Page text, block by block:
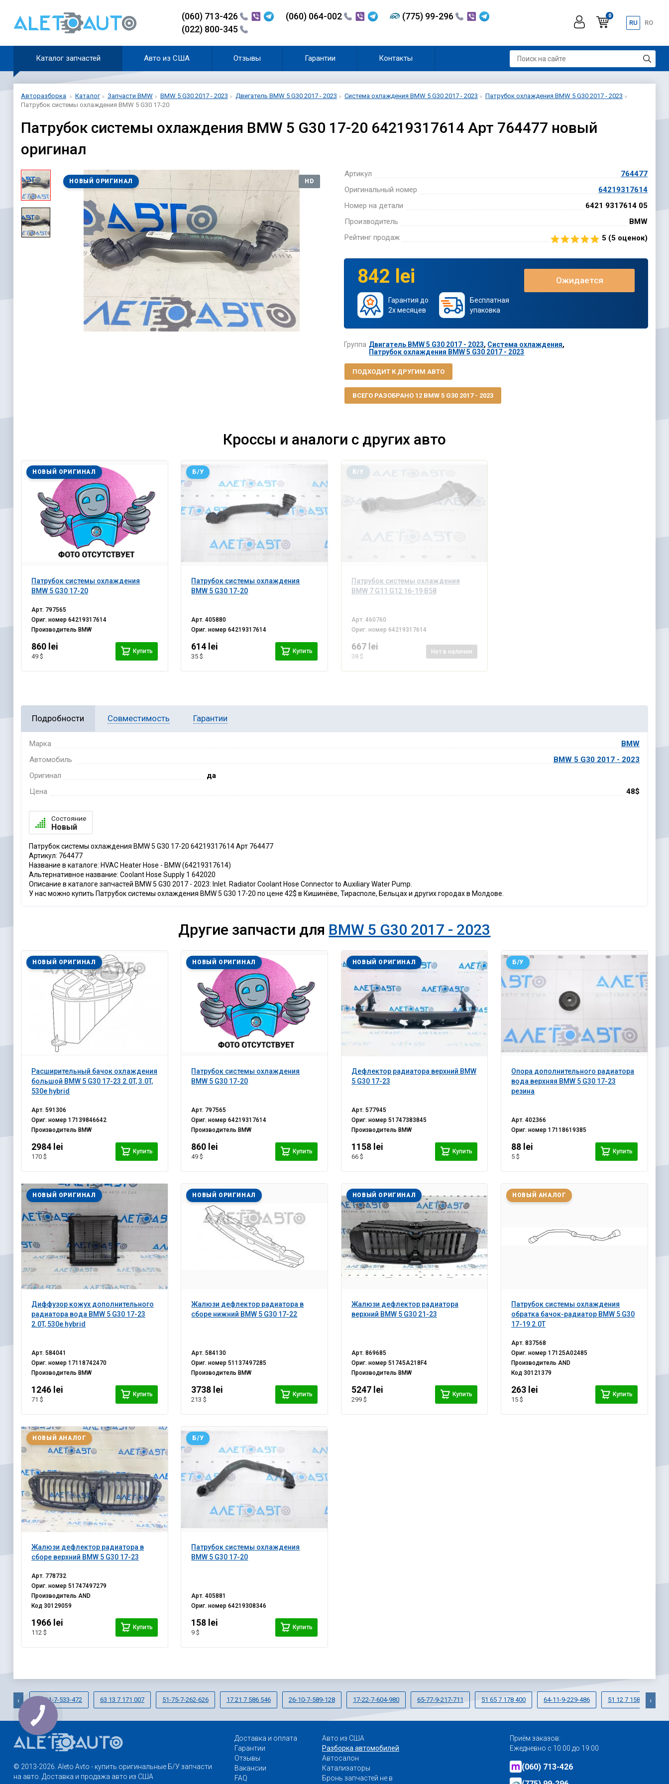
(060) 713-426 (060) 064-002
(775) 99-296
(022) 800-345
0
RU RO
Каталог запчастей Авто из США Отзывы Гарантии Контакты
Авторазборка Каталог Запчасти BMW BMW 5 G30 2017 - 2023 Двигатель BMW 5 G30 2017 - 2023 Система охлаждения BMW 5 G30 2017 - 2023
Патрубок охлаждения BMW 5 G30 2017 - 2023
Патрубок системы охлаждения BMW 5 G30 17-20
Патрубок системы охлаждения BMW 5 G30 17-20 64219317614 Арт 764477 новый
оригинал
НОВЫЙ ОРИГИНАЛ HD
Артикул
764477
Оригинальный номер
64219317614
Номер на детали
6421 9317614 05
Производитель
BMW
Рейтинг продаж
5 (5 оценок)
842 lei
Гарантия до
2х месяцев
Бесплатная
упаковка
Ожидается
Группа Двигатель BMW 5 G30 2017 - 2023, Система охлаждения,
Патрубок охлаждения BMW 5 G30 2017 - 2023
ПОДХОДИТ К ДРУГИМ АВТО
ВСЕГО РАЗОБРАНО 12 BMW 5 G30 2017 - 2023
Кроссы и аналоги с других авто
Патрубок системы охлаждения
BMW 5 G30 17-20
НОВЫЙ ОРИГИНАЛ
Арт. 797565
Ориг. номер64219317614
Производитель BMW
860 lei
49 $
Купить
Патрубок системы охлаждения
BMW 5 G30 17-20
Б/У
Арт.405880
Ориг. номер64219317614
614 lei
35 $
Купить
Патрубок системы охлаждения
BMW 7 G11 G12 16-19 B58
Б/У
Арт. 460760
Ориг. номер 64219317614
667 lei
38 $
Нет в наличии
Подробности Совместимость Гарантии
Марка
BMW
Автомобиль
BMW 5 G30 2017 - 2023
Оригинал
да
Цена
48$
Состояние
Новый
Патрубок системы охлаждения BMW 5 G30 17-20 64219317614 Арт 764477
Артикул: 764477
Название в каталоге: HVAC Heater Hose - BMW (64219317614)
Альтернативное название: Coolant Hose Supply 1 642020
Описание в каталоге запчастей BMW 5 G30 2017 - 2023: Inlet. Radiator Coolant Hose Connector to Auxiliary Water Pump.
У нас можно купить Патрубок системы охлаждения BMW 5 G30 17-20 по цене 42$ в Кишинёве, Тирасполе, Бельцах и других городах в Молдове.
Другие запчасти для BMW 5 G30 2017 - 2023
Расширительный бачок охлаждения
большой BMW 5 G30 17-23 2.0T, 3.0T,
530e hybrid
НОВЫЙ ОРИГИНАЛ
Арт.591306
Ориг. номер17139846642
Производитель BMW
2984 lei
170 $
Купить
Патрубок системы охлаждения
BMW 5 G30 17-20
НОВЫЙ ОРИГИНАЛ
Арт. 797565
Ориг. номер64219317614
Производитель BMW
860 lei
49 $
Купить
Дефлектор радиатора верхний BMW
5 G30 17-23
НОВЫЙ ОРИГИНАЛ
Арт. 577945
Ориг. номер 51747383845
Производитель BMW
1158 lei
66 $
Купить
Опора дополнительного радиатора
вода верхняя BMW 5 G30 17-23
резина
Б/У
Арт.402366
Ориг. номер17118619385
88 lei
5 $
Купить
Диффузор кожух дополнительного
радиатора вода BMW 5 G30 17-23
2.0T, 530e hybrid
НОВЫЙ ОРИГИНАЛ
Арт.584041
Ориг. номер17118742470
Производитель BMW
1246 lei
71 $
Купить
Жалюзи дефлектор радиатора в
сборе нижний BMW 5 G30 17-22
НОВЫЙ ОРИГИНАЛ
Арт.584130
Ориг. номер51137497285
Производитель BMW
3738 lei
213 $
Купить
Жалюзи дефлектор радиатора
верхний BMW 5 G30 21-23
НОВЫЙ ОРИГИНАЛ
Арт. 869685
Ориг. номер 51745A218F4
Производитель BMW
5247 lei
299 $
Купить
Патрубок системы охлаждения
обратка бачок-радиатор BMW 5 G30
17-19 2.0Т
НОВЫЙ АНАЛОГ
Арт.837568
Ориг. номер17125A02485
ПроизводительAND
Код30121379
263 lei
15 $
Купить
Жалюзи дефлектор радиатора в
сборе верхний BMW 5 G30 17-23
НОВЫЙ АНАЛОГ
Арт. 778732
Ориг. номер51747497279
ПроизводительAND
Код30129059
1966 lei
112 $
Купить
Патрубок системы охлаждения
BMW 5 G30 17-20
Б/У
Арт.405881
Ориг. номер64219308346
158 lei
9 $
Купить
17-11-7-533-472 63 13 7 171 007 51-75-7-262-626 17 21 7 586 546 26-10-7-589-128 17-22-7-604-980 65-77-9-217-711 51 65 7 178 400 64-11-9-229-486 51 12 7 158 445
‹ ›
© 2013-2026. Aleto Avto - купить оригинальные Б/У запчасти
на авто. Доставка и продажа авто из США
Доставка и оплата
Гарантии
Отзывы
Вакансии
FAQ
Авто из США
Разборка автомобилей
Автосалон
Катализаторы
Бронь запчастей не в
Приём заказов:
Ежедневно с 10:00 до 19:00
(060) 713-426